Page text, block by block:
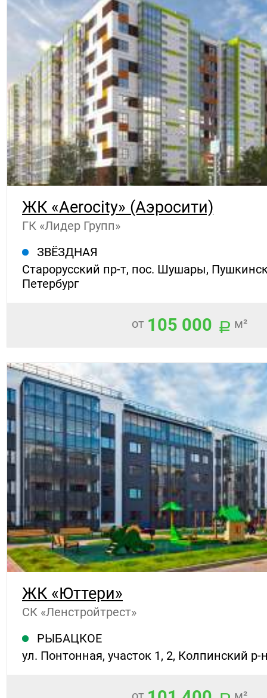
ЖК «Aerocity» (Аэросити)
ГК «Лидер Групп»
ЗВЁЗДНАЯ
Старорусский пр-т, пос. Шушары,
Петербург
от 105 000 м²
ЖК «Юттери»
СК «Ленстройтрест»
РЫБАЦКОЕ
ул. Понтонная, участок 1, 2, Колпинский р-